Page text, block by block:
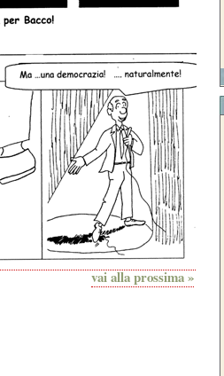
vai alla prossima »